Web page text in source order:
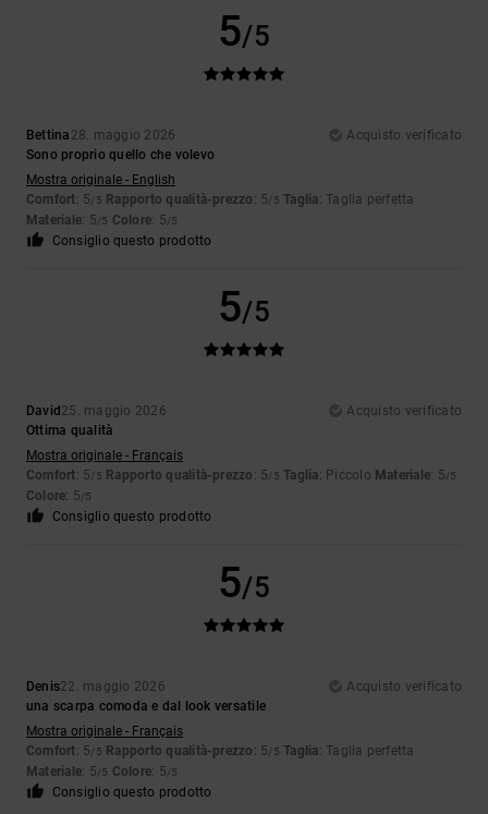
5/5
Bettina 28. maggio 2026
Acquisto verificato
Sono proprio quello che volevo
Mostra originale - English
Comfort: 5/5 Rapporto qualità-prezzo : 5/5 Taglia: Taglia perfetta
Materiale: 5/5 Colore: 5/5
Consiglio questo prodotto
5/5
David 25. maggio 2026
Acquisto verificato
Ottima qualità
Mostra originale - Français
Comfort: 5/5 Rapporto qualità-prezzo : 5/5 Taglia: Piccolo Materiale: 5/5
Colore: 5/5
Consiglio questo prodotto
5/5
Denis22. maggio 2026
Acquisto verificato
una scarpa comoda e dal look versatile
Mostra originale - Français
Comfort: 5/5 Rapporto qualità-prezzo : 5/5 Taglia: Taglia perfetta
Materiale: 5/5 Colore: 5/5
Consiglio questo prodotto